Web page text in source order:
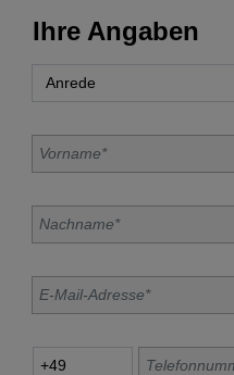
Ihre Angaben